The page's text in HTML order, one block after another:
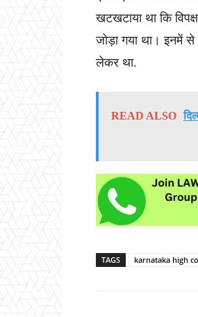
खटखटाया था कि
जोड़ा गया था। इनमें
लेकर था.
READ ALSO
TAGS karnataka high